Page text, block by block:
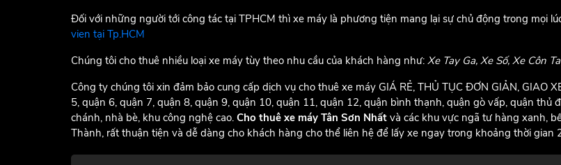
Đối với những người tới công tác tại TPHCM thì xe máy là phương tiện mang lại sự chủ động trong mọi
vien tại Tp.HCM
Chúng tôi cho thuê nhiều loại xe máy tùy theo nhu cầu của khách hàng như: Xe Tay Ga, Xe Số, Xe Côn
Công ty chúng tôi xin đảm bảo cung cấp dịch vụ cho thuê xe máy GIÁ RẺ, THỦ TỤC ĐƠN GIẢN, GIAO
5, quận 6, quận 7, quận 8, quận 9, quận 10, quận 11, quận 12, quận bình thạnh, quận gò vấp, quận
chánh, nhà bè, khu công nghệ cao. Cho thuê xe máy Tân Sơn Nhất và các khu vực ngã tư hàng xanh,
Thành, rất thuận tiện và dễ dàng cho khách hàng cho thể liên hệ để lấy xe ngay trong khoảng thời gian